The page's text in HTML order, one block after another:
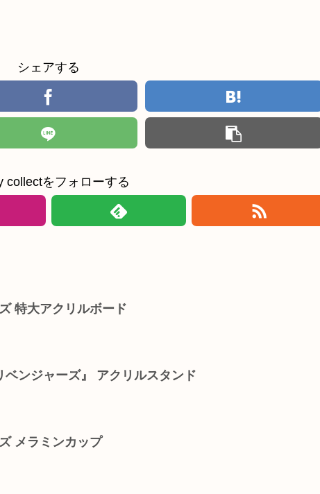
シェアする
collectをフォローする
特大アクリルボード
ベンジャーズ』 アクリルスタンド
メラミンカップ